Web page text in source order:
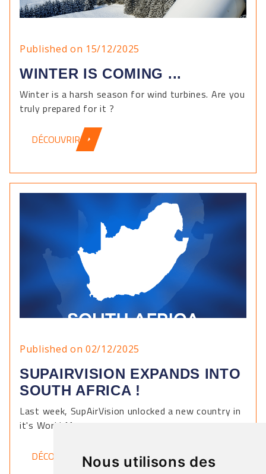
Nous utilisons des
Published on 15/12/2025
WINTER IS COMING ...
Winter is a harsh season for wind turbines. Are you
truly prepared for it ?
DÉCOUVRIR
Published on 02/12/2025
SUPAIRVISION EXPANDS INTO
SOUTH AFRICA !
Last week, SupAirVision unlocked a new country in
it's World Map.
DÉCOUVRIR